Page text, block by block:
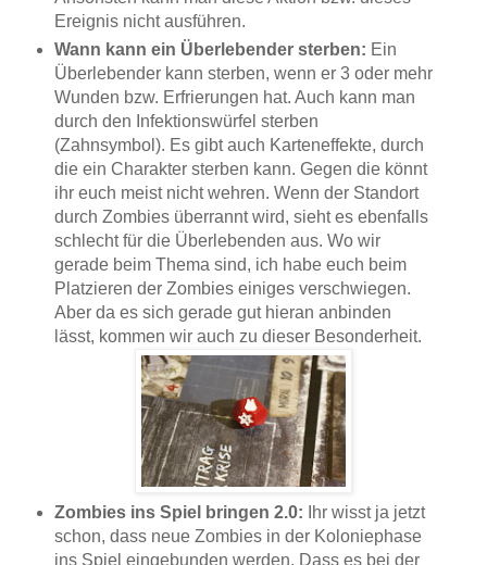
Ereignis nicht ausführen.
Wann kann ein Überlebender sterben: Ein
Überlebender kann sterben, wenn er 3 oder mehr
Wunden bzw. Erfrierungen hat. Auch kann man
durch den Infektionswürfel sterben
(Zahnsymbol). Es gibt auch Karteneffekte, durch
die ein Charakter sterben kann. Gegen die könnt
ihr euch meist nicht wehren. Wenn der Standort
durch Zombies überrannt wird, sieht es ebenfalls
schlecht für die Überlebenden aus. Wo wir
gerade beim Thema sind, ich habe euch beim
Platzieren der Zombies einiges verschwiegen.
Aber da es sich gerade gut hieran anbinden
lässt, kommen wir auch zu dieser Besonderheit.
Zombies ins Spiel bringen 2.0:
Ihr wisst ja jetzt
schon, dass neue Zombies in der Koloniephase
ins Spiel eingebunden werden. Dass es bei der